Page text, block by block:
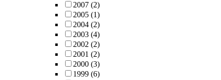
2007 (2)
2005 (1)
2004 (2)
2003 (4)
2002 (2)
2001 (2)
2000 (3)
1999 (6)